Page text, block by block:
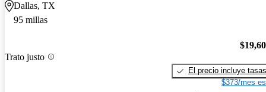
Dallas, TX
95 millas
Trato justo
El precio incluye tasas
$373/mes